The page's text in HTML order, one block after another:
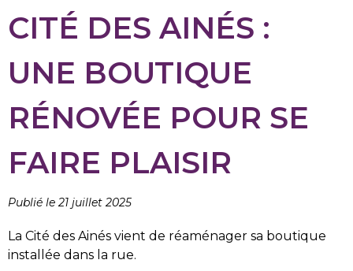
CITÉ DES AINÉS :
UNE BOUTIQUE
RÉNOVÉE POUR SE
FAIRE PLAISIR
Publié le 21 juillet 2025
La Cité des Ainés vient de réaménager sa boutique
installée dans la rue.